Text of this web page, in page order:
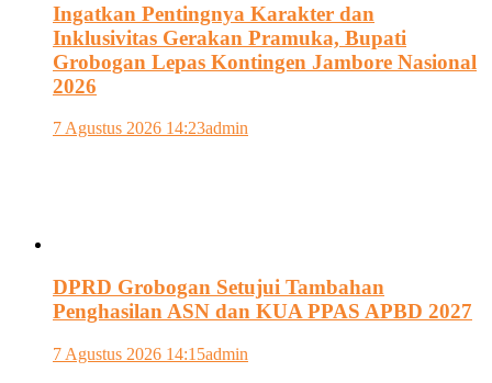
Ingatkan Pentingnya Karakter dan
Inklusivitas Gerakan Pramuka, Bupati
Grobogan Lepas Kontingen Jambore Nasional
2026
7 Agustus 2026 14:23admin
DPRD Grobogan Setujui Tambahan
Penghasilan ASN dan KUA PPAS APBD 2027
7 Agustus 2026 14:15admin